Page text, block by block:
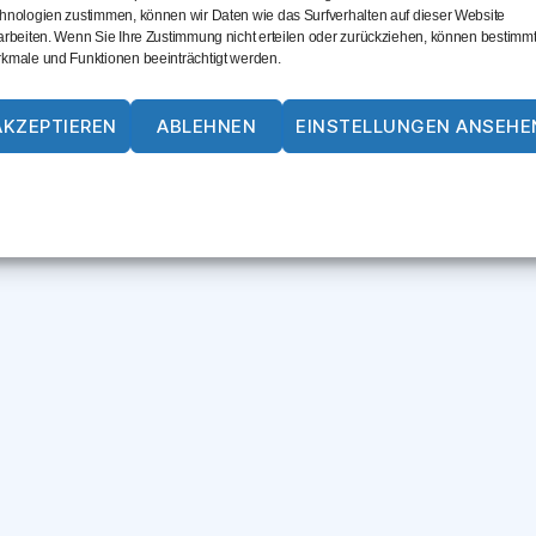
zustimmen, können wir Daten wie das Surfverhalten auf dieser Website
Wenn Sie Ihre Zustimmung nicht erteilen oder zurückziehen, können
und Funktionen beeinträchtigt werden.
ABLEHNEN EINSTELLUNGEN